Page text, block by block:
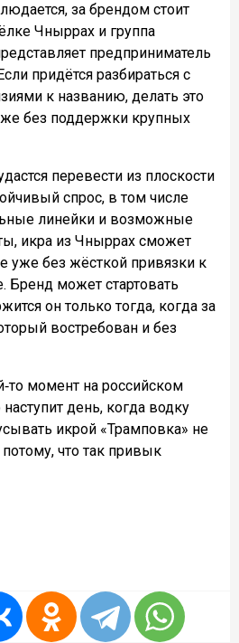
за брендом стоит
Чныррах и группа
предприниматель
придётся разбираться с
к названию, делать это
без поддержки крупных
перевести из плоскости
спрос, в том числе
линейки и возможные
икра из Чныррах сможет
уже без жёсткой привязки к
Бренд может стартовать
он только тогда, когда за
востребован и без
момент на российском
день, когда водку
икрой «Трамповка» не
что так привык